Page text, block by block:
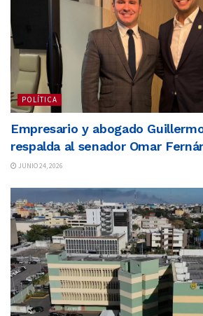
POLÍTICA
Empresario y abogado
respalda al senador Omar
JUNIO 24, 2026